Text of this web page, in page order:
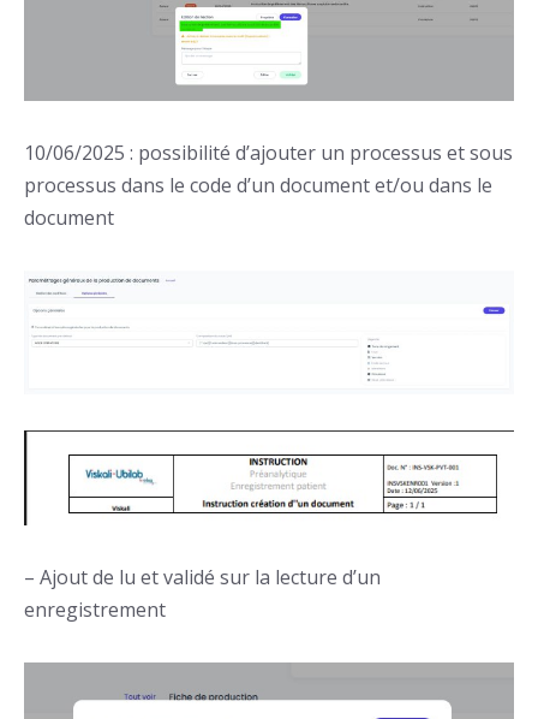
10/06/2025 : possibilité d’ajouter un processus et sous
processus dans le code d’un document et/ou dans le
document
– Ajout de lu et validé sur la lecture d’un
enregistrement